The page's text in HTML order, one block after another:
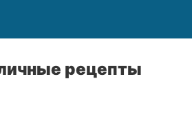
рецепты